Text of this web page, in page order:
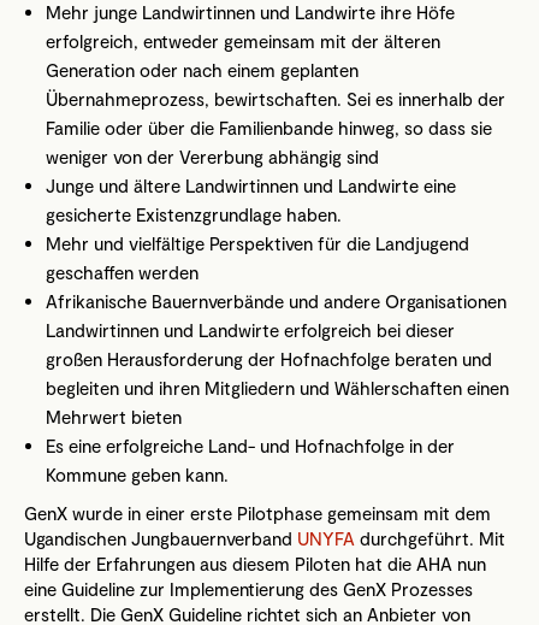
Mehr junge Landwirtinnen und Landwirte ihre Höfe
erfolgreich, entweder gemeinsam mit der älteren
Generation oder nach einem geplanten
Übernahmeprozess, bewirtschaften. Sei es innerhalb der
Familie oder über die Familienbande hinweg, so dass sie
weniger von der Vererbung abhängig sind
Junge und ältere Landwirtinnen und Landwirte eine
gesicherte Existenzgrundlage haben.
Mehr und vielfältige Perspektiven für die Landjugend
geschaffen werden
Afrikanische Bauernverbände und andere Organisationen
Landwirtinnen und Landwirte erfolgreich bei dieser
großen Herausforderung der Hofnachfolge beraten und
begleiten und ihren Mitgliedern und Wählerschaften einen
Mehrwert bieten
Es eine erfolgreiche Land- und Hofnachfolge in der
Kommune geben kann.
GenX wurde in einer erste Pilotphase gemeinsam mit dem
Ugandischen Jungbauernverband UNYFA durchgeführt. Mit
Hilfe der Erfahrungen aus diesem Piloten hat die AHA nun
eine Guideline zur Implementierung des GenX Prozesses
erstellt. Die GenX Guideline richtet sich an Anbieter von